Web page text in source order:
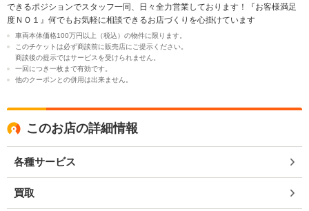
できるポジションでスタッフ一同、日々全力営業しております！『お客様満足
度ＮＯ１』何でもお気軽に相談できるお店づくりを心掛けています
車両本体価格100万円以上（税込）の物件に限ります。
このチケットは必ず商談前に販売店にご提示ください。
商談後の提示ではサービスを受けられません。
一回につき一枚まで有効です。
他のクーポンとの併用は出来ません。
このお店の詳細情報
各種サービス
買取